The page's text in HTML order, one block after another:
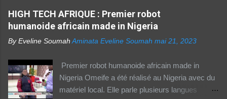
africains sont en ligne contre seulement 15% de
la population rurale. A l'échelle de la planète, les
habitants des zones urbaines sont deux fois...
produits digitaux Source life tv.
HIGH TECH AFRIQUE : Premier robot
humanoide africain made in Nigeria
By Eveline Soumah Aminata Eveline Soumah mai 21, 2023
Premier robot humanoide africain made in
Nigeria Omeife a été réalisé au Nigeria avec du
matériel local. Elle parle plusieurs langues